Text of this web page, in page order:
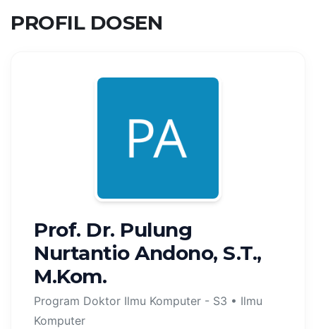
PROFIL DOSEN
Prof. Dr. Pulung
Nurtantio Andono, S.T.,
M.Kom.
Program Doktor Ilmu Komputer - S3 • Ilmu
Komputer